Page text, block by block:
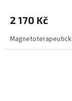
2 170 Kč